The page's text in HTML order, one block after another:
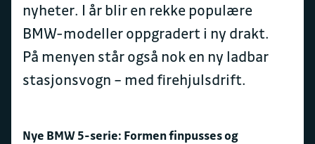
nyheter. I år blir en rekke populære
BMW-modeller oppgradert i ny drakt.
På menyen står også nok en ny ladbar
stasjonsvogn – med firehjulsdrift.
Nye BMW 5-serie: Formen finpusses og